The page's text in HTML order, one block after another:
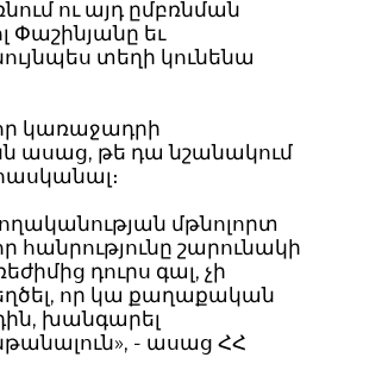
ու այդ ըմբռնման
Փաշինյանը եւ
տեղի կունենա
կառաջադրի
ասաց, թե դա նշանակում
մթնոլորտ
հանրությունը շարունակի
դուրս գալ, չի
որ կա քաղաքական
խանգարել
- ասաց ՀՀ